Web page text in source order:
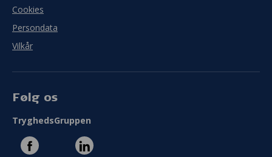
Cookies
Persondata
Vilkår
Følg os
TryghedsGruppen